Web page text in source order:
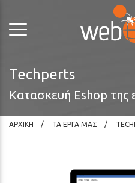
ιστότοπος
σύστημα
προσβασιμότητας.
Techperts
Κατασκευή Eshop της
ΑΡΧΙΚΗ ΤΑ ΕΡΓΑ ΜΑΣ